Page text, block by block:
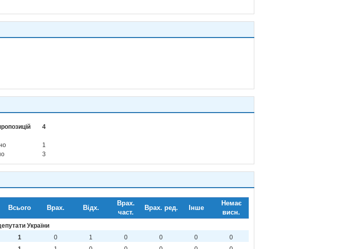
4
1
3
Всього Врах. Відх.
Врах.
част.
Врах. ред. Інше
Немає
висн.
України
1 0 1 0 0 0
0